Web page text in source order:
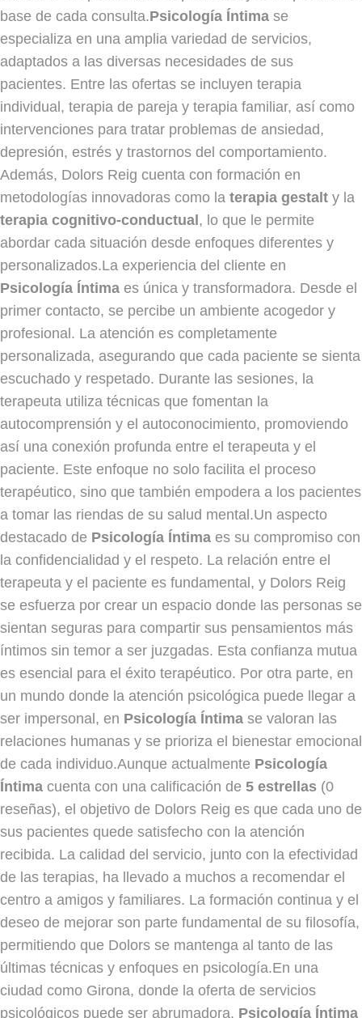
base de cada consulta.Psicología Íntima se
especializa en una amplia variedad de servicios,
adaptados a las diversas necesidades de sus
pacientes. Entre las ofertas se incluyen terapia
individual, terapia de pareja y terapia familiar, así como
intervenciones para tratar problemas de ansiedad,
depresión, estrés y trastornos del comportamiento.
Además, Dolors Reig cuenta con formación en
metodologías innovadoras como la terapia gestalt y la
terapia cognitivo-conductual, lo que le permite
abordar cada situación desde enfoques diferentes y
personalizados.La experiencia del cliente en
Psicología Íntima es única y transformadora. Desde el
primer contacto, se percibe un ambiente acogedor y
profesional. La atención es completamente
personalizada, asegurando que cada paciente se sienta
escuchado y respetado. Durante las sesiones, la
terapeuta utiliza técnicas que fomentan la
autocomprensión y el autoconocimiento, promoviendo
así una conexión profunda entre el terapeuta y el
paciente. Este enfoque no solo facilita el proceso
terapéutico, sino que también empodera a los pacientes
a tomar las riendas de su salud mental.Un aspecto
destacado de Psicología Íntima es su compromiso con
la confidencialidad y el respeto. La relación entre el
terapeuta y el paciente es fundamental, y Dolors Reig
se esfuerza por crear un espacio donde las personas se
sientan seguras para compartir sus pensamientos más
íntimos sin temor a ser juzgadas. Esta confianza mutua
es esencial para el éxito terapéutico. Por otra parte, en
un mundo donde la atención psicológica puede llegar a
ser impersonal, en Psicología Íntima se valoran las
relaciones humanas y se prioriza el bienestar emocional
de cada individuo.Aunque actualmente Psicología
Íntima cuenta con una calificación de 5 estrellas (0
reseñas), el objetivo de Dolors Reig es que cada uno de
sus pacientes quede satisfecho con la atención
recibida. La calidad del servicio, junto con la efectividad
de las terapias, ha llevado a muchos a recomendar el
centro a amigos y familiares. La formación continua y el
deseo de mejorar son parte fundamental de su filosofía,
permitiendo que Dolors se mantenga al tanto de las
últimas técnicas y enfoques en psicología.En una
ciudad como Girona, donde la oferta de servicios
psicológicos puede ser abrumadora, Psicología Íntima